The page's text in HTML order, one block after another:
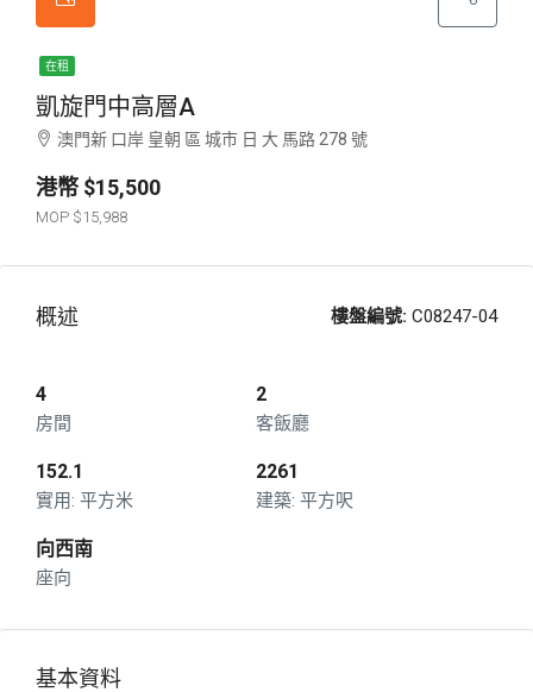
在租
凱旋門中高層A
澳門新 口岸 皇朝 區 城市 日 大 馬路 278 號
$15,500
$15,988
概述 樓盤編號: C08247-04
4
房間
2
客飯廳
152.1
平方米
2261
平方呎
向西南
座向
基本資料